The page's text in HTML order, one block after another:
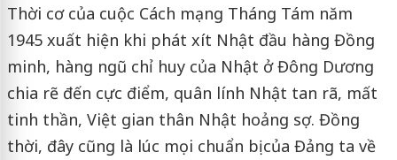
Thời cơ của cuộc Cách mạng Tháng Tám năm
1945 xuất hiện khi phát xít Nhật đầu hàng Đồng
minh, hàng ngũ chỉ huy của Nhật ở Đông Dương
chia rẽ đến cực điểm, quân lính Nhật tan rã, mất
tinh thần, Việt gian thân Nhật hoảng sợ. Đồng
thời, đây cũng là lúc mọi chuẩn bị của Đảng ta về